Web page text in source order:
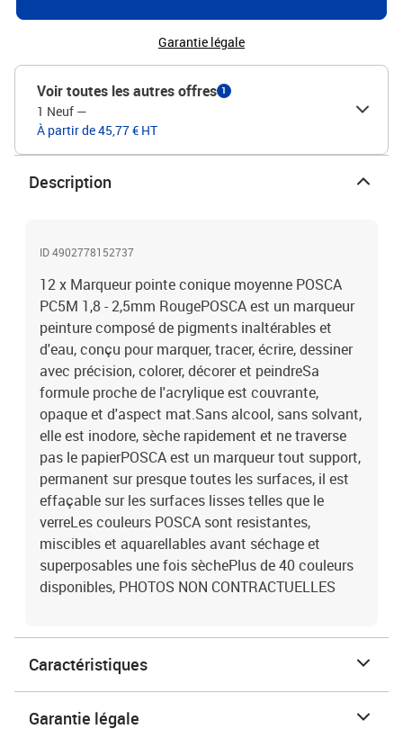
Garantie légale
Voir toutes les autres offres 1
1 Neuf —
À partir de 45,77 € HT
Description
ID 4902778152737
12 x Marqueur pointe conique moyenne POSCA
PC5M 1,8 - 2,5mm RougePOSCA est un marqueur
peinture composé de pigments inaltérables et
d'eau, conçu pour marquer, tracer, écrire, dessiner
avec précision, colorer, décorer et peindreSa
formule proche de l'acrylique est couvrante,
opaque et d'aspect mat.Sans alcool, sans solvant,
elle est inodore, sèche rapidement et ne traverse
pas le papierPOSCA est un marqueur tout support,
permanent sur presque toutes les surfaces, il est
effaçable sur les surfaces lisses telles que le
verreLes couleurs POSCA sont resistantes,
miscibles et aquarellables avant séchage et
superposables une fois sèchePlus de 40 couleurs
disponibles, PHOTOS NON CONTRACTUELLES
Caractéristiques
Garantie légale